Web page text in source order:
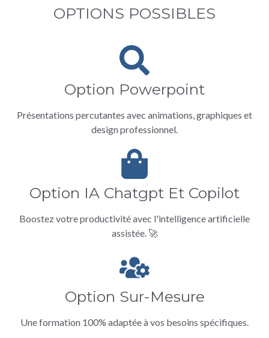
OPTIONS POSSIBLES
Option Powerpoint
Présentations percutantes avec animations, graphiques et
design professionnel.
Option IA Chatgpt Et Copilot
Boostez votre productivité avec l'intelligence artificielle
assistée. 🚀
Option Sur-Mesure
Une formation 100% adaptée à vos besoins spécifiques.